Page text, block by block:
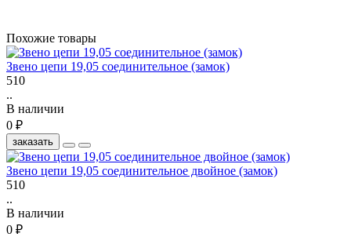
Похожие товары
Звено цепи 19,05 соединительное (замок)
510
..
В наличии
0 ₽
заказать
Звено цепи 19,05 соединительное двойное (замок)
510
..
В наличии
0 ₽